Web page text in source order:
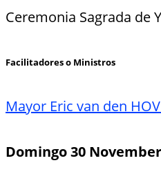
Ceremonia Sagrada de
Facilitadores o Ministros
Mayor Eric van den
Domingo 30 November